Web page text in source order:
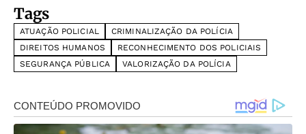
Tags
ATUAÇÃO POLICIAL
CRIMINALIZAÇÃO DA POLÍCIA
DIREITOS HUMANOS
RECONHECIMENTO DOS POLICIAIS
SEGURANÇA PÚBLICA
VALORIZAÇÃO DA POLÍCIA